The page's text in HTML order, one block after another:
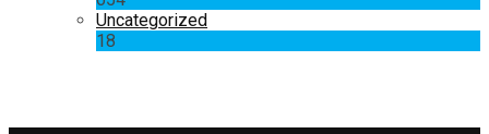
Uncategorized
18